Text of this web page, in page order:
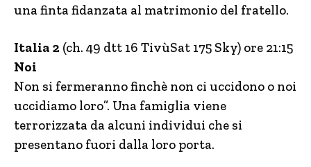
una finta fidanzata al matrimonio del fratello.
Italia 2 (ch. 49 dtt 16 TivùSat 175 Sky) ore 21:15
Noi
Non si fermeranno finchè non ci uccidono o noi
uccidiamo loro”. Una famiglia viene
terrorizzata da alcuni individui che si
presentano fuori dalla loro porta.